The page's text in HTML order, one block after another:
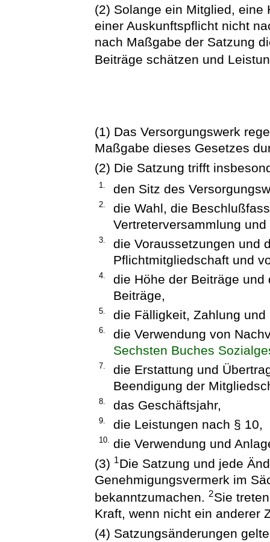
(2) Solange ein Mitglied, eine
einer Auskunftspflicht nicht
nach Maßgabe der Satzung
Beiträge schätzen und
(1) Das Versorgungswerk
Maßgabe dieses Gesetzes
(2) Die Satzung trifft
1. den Sitz des
2.
die Wahl, die
Vertreterversammlung
3.
die Voraussetzungen und
Pflichtmitgliedschaft und
4.
die Höhe der Beiträge
Beiträge,
5. die Fälligkeit, Zahlung
6.
die Verwendung von
Sechsten Buches
7.
die Erstattung und
Beendigung der
8. das Geschäftsjahr,
9. die Leistungen nach § 10,
10. die Verwendung und
(3) 1Die Satzung und jede
Genehmigungsvermerk im
bekanntzumachen.2Sie
Kraft, wenn nicht ein anderer
(4) Satzungsänderungen